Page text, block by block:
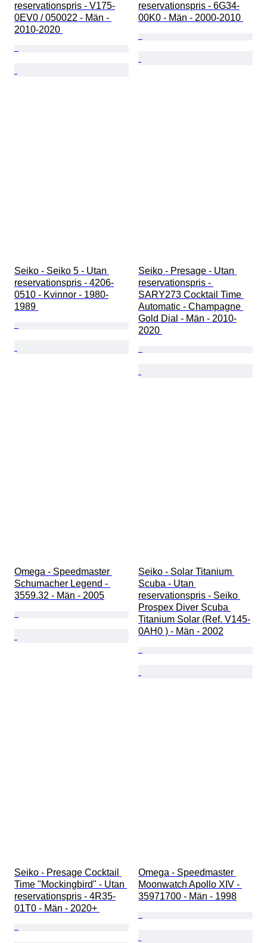
reservationspris - V175-
0EV0 / 050022 - Män -
2010-2020
reservationspris - 6G34-
00K0 - Män - 2000-2010
Seiko - Seiko 5 - Utan
reservationspris - 4206-
0510 - Kvinnor - 1980-
1989
Seiko - Presage - Utan
reservationspris -
SARY273 Cocktail Time
Automatic - Champagne
Gold Dial - Män - 2010-
2020
Omega - Speedmaster
Schumacher Legend -
3559.32 - Män - 2005
Seiko - Solar Titanium
Scuba - Utan
reservationspris - Seiko
Prospex Diver Scuba
Titanium Solar (Ref. V145-
0AH0 ) - Män - 2002
Seiko - Presage Cocktail
Time "Mockingbird" - Utan
reservationspris - 4R35-
01T0 - Män - 2020+
Omega - Speedmaster
Moonwatch Apollo XIV -
35971700 - Män - 1998